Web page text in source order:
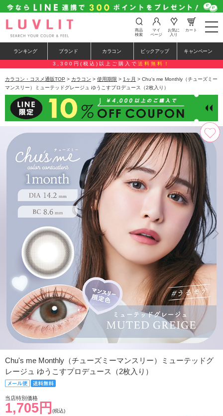
t
o
e
n
a
a
i
o
n
商品
検索
マイ
ページ
お気に
入り
カート
ランキング ブランド カラコン ピックアップ キャンペーン
3,300円(税込)以上ご購入で 送料無料！
カラコン・コスメ通販TOP > カラコン > 使用期限 > 1ヶ月 > Chu's me Monthly（チューズミー
マンスリー）ミューテッドグレージュ ゆうこすプロデュース（2枚入り）
Chu's me Monthly（チューズミーマンスリー）ミューテッドグ
レージュ ゆうこすプロデュース（2枚入り）
当店特別価格
1,705円 (税込)